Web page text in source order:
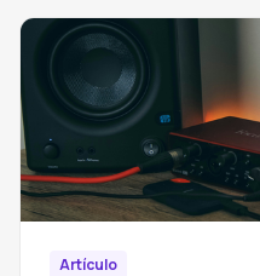
Artículo